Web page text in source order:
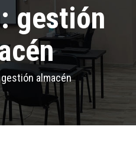
gestión
gestión almacén